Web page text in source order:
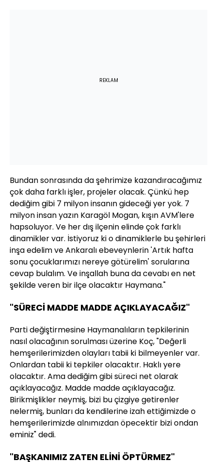
REKLAM
Bundan sonrasında da şehrimize kazandıracağımız
çok daha farklı işler, projeler olacak. Çünkü hep
dediğim gibi 7 milyon insanın gideceği yer yok. 7
milyon insan yazın Karagöl Mogan, kışın AVM'lere
hapsoluyor. Ve her dış ilçenin elinde çok farklı
dinamikler var. İstiyoruz ki o dinamiklerle bu şehirleri
inşa edelim ve Ankaralı ebeveynlerin 'Artık hafta
sonu çocuklarımızı nereye götürelim' sorularına
cevap bulalım. Ve inşallah buna da cevabı en net
şekilde veren bir ilçe olacaktır Haymana."
"SÜRECİ MADDE MADDE AÇIKLAYACAĞIZ"
Parti değiştirmesine Haymanalıların tepkilerinin
nasıl olacağının sorulması üzerine Koç, "Değerli
hemşerilerimizden olayları tabii ki bilmeyenler var.
Onlardan tabii ki tepkiler olacaktır. Haklı yere
olacaktır. Ama dediğim gibi süreci net olarak
açıklayacağız. Madde madde açıklayacağız.
Birikmişlikler neymiş, bizi bu çizgiye getirenler
nelermiş, bunları da kendilerine izah ettiğimizde o
hemşerilerimizde alnımızdan öpecektir bizi ondan
eminiz" dedi.
"BAŞKANIMIZ ZATEN ELİNİ ÖPTÜRMEZ"